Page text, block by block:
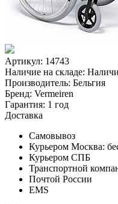
Артикул: 14743
Наличие на складе:
Производитель: Бельгия
Бренд: Vermeiren
Гарантия: 1 год
Доставка
Самовывоз
Курьером Москва:
Курьером СПБ
Транспортной
Почтой России
EMS